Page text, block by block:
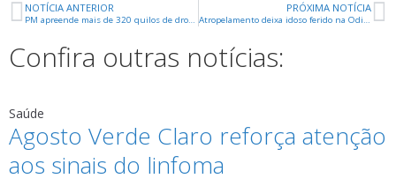
NOTÍCIA ANTERIOR
PM apreende mais de 320 quilos de drogas e prende suspeita de tráfico
PRÓXIMA NOTÍCIA
Atropelamento deixa idoso ferido na Odilon Fernandes
Confira outras notícias:
Saúde
Agosto Verde Claro reforça atenção
aos sinais do linfoma